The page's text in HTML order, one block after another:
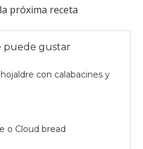
próxima receta
puede gustar
con calabacines y
o Cloud bread